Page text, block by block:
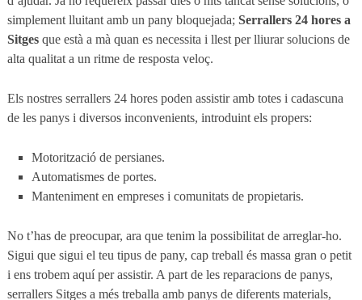
simplement lluitant amb un pany bloquejada; Serrallers 24 hores a
Sitgesque està a mà quan es necessita i llest per lliurar solucions de
alta qualitat a un ritme de resposta veloç.
Els nostres serrallers 24 hores poden assistir amb totes i cadascuna
de les panys i diversos inconvenients, introduint els propers:
Motorització de persianes.
Automatismes de portes.
Manteniment en empreses i comunitats de propietaris.
No t’has de preocupar, ara que tenim la possibilitat de arreglar-ho.
Sigui que sigui el teu tipus de pany, cap treball és massa gran o petit
i ens trobem aquí per assistir. A part de les reparacions de panys,
serrallers Sitges a més treballa amb panys de diferents materials,